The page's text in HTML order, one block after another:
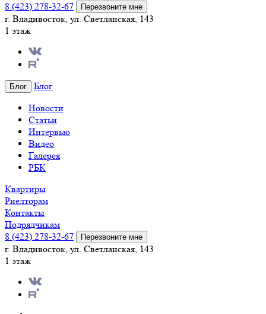
8 (423) 278-32-67
Перезвоните мне
г. Владивосток, ул. Светланская, 143
1 этаж
Блог
Блог
Новости
Статьи
Интервью
Видео
Галерея
РБК
Квартиры
Риелторам
Контакты
Подрядчикам
8 (423) 278-32-67
Перезвоните мне
г. Владивосток, ул. Светланская, 143
1 этаж